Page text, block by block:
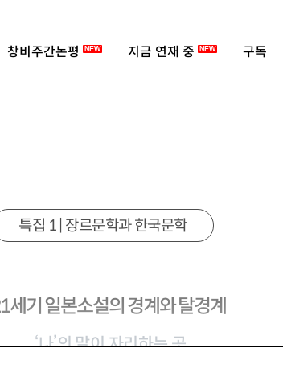
창비주간논평 NEW 지금 연재 중 NEW 구독
특집 1 | 장르문학과 한국문학
세기 일본소설의 경계와 탈경계
‘나’의 말이 자리하는 곳